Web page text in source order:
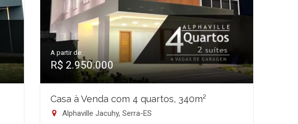
A partir de:
R$ 2.950.000
Casa à Venda com 4 quartos, 340m²
Alphaville Jacuhy, Serra-ES